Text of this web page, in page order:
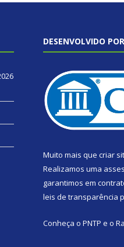
DESENVOLVIDO
Muito mais que criar
Realizamos uma
garantimos em
leis de transparência
Conheça o PNTP e o